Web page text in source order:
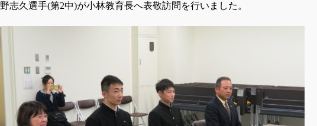
野志久選手(第2中)が小林教育長へ表敬訪問を行いました。